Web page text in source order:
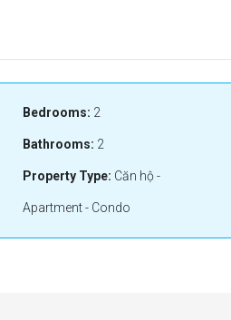
Bedrooms: 2
Bathrooms: 2
Property Type: Căn hộ -
Apartment - Condo